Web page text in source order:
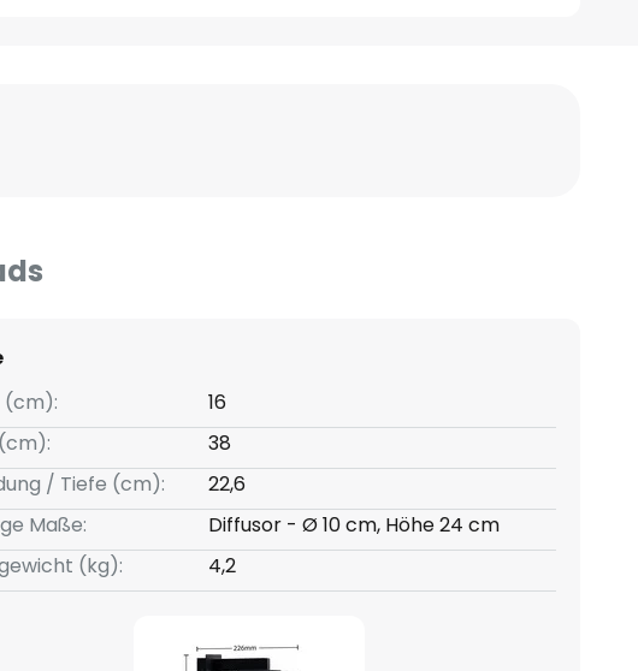
(cm):
16
38
/ Tiefe (cm):
22,6
Maße:
Diffusor - Ø 10 cm, Höhe 24 cm
(kg):
4,2